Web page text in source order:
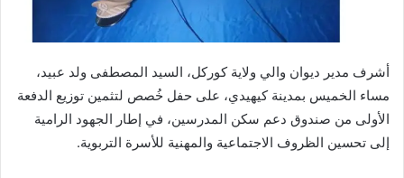
أشرف مدير ديوان والي ولاية كوركل، السيد المصطفى ولد عبيد،
مساء الخميس بمدينة كيهيدي، على حفل خُصص لتثمين توزيع الدفعة
الأولى من صندوق دعم سكن المدرسين، في إطار الجهود الرامية
إلى تحسين الظروف الاجتماعية والمهنية للأسرة التربوية.